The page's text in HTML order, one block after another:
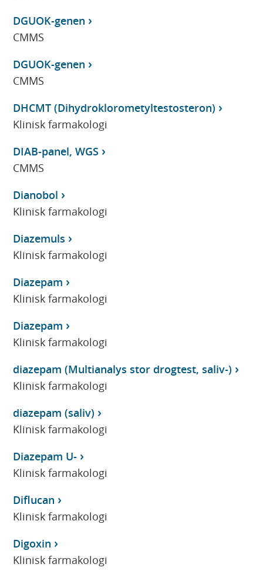
DGUOK-genen
CMMS
DGUOK-genen
CMMS
DHCMT (Dihydroklorometyltestosteron)
Klinisk farmakologi
DIAB-panel, WGS
CMMS
Dianobol
Klinisk farmakologi
Diazemuls
Klinisk farmakologi
Diazepam
Klinisk farmakologi
Diazepam
Klinisk farmakologi
diazepam (Multianalys stor drogtest, saliv-)
Klinisk farmakologi
diazepam (saliv)
Klinisk farmakologi
Diazepam U-
Klinisk farmakologi
Diflucan
Klinisk farmakologi
Digoxin
Klinisk farmakologi